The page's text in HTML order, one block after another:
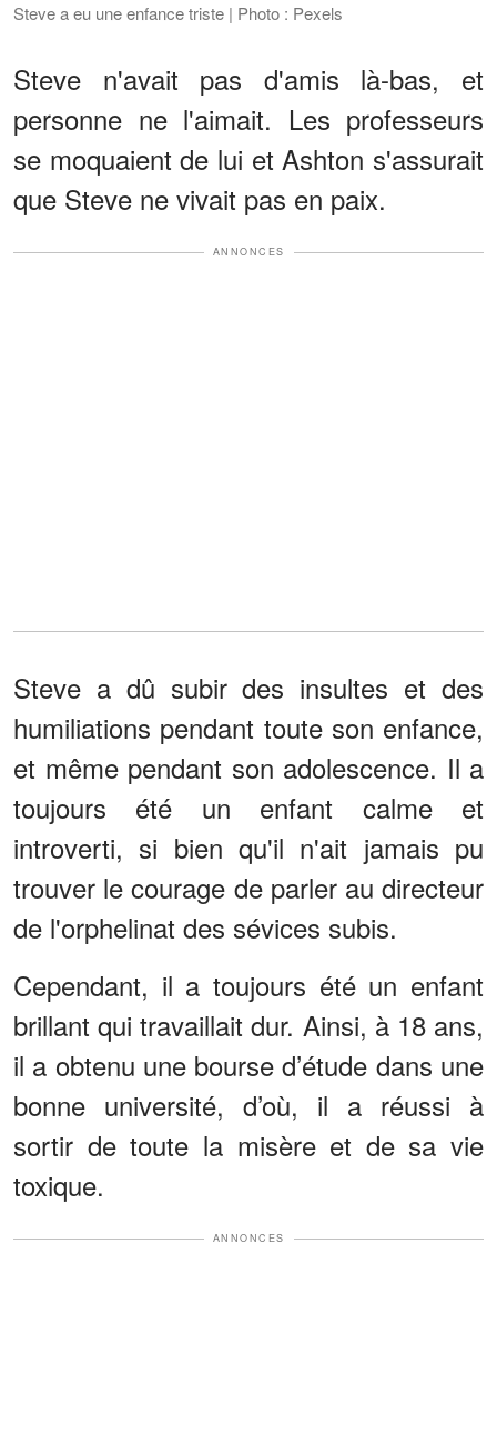
Steve a eu une enfance triste | Photo : Pexels
Steve n'avait pas d'amis là-bas, et
personne ne l'aimait. Les professeurs
se moquaient de lui et Ashton s'assurait
que Steve ne vivait pas en paix.
ANNONCES
Steve a dû subir des insultes et des
humiliations pendant toute son enfance,
et même pendant son adolescence. Il a
toujours été un enfant calme et
introverti, si bien qu'il n'ait jamais pu
trouver le courage de parler au directeur
de l'orphelinat des sévices subis.
Cependant, il a toujours été un enfant
brillant qui travaillait dur. Ainsi, à 18 ans,
il a obtenu une bourse d’étude dans une
bonne université, d’où, il a réussi à
sortir de toute la misère et de sa vie
toxique.
ANNONCES